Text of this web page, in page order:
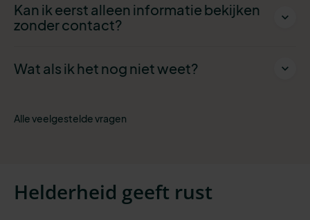
Kan ik eerst alleen informatie bekijken
zonder contact?
Wat als ik het nog niet weet?
Alle veelgestelde vragen
Helderheid geeft rust